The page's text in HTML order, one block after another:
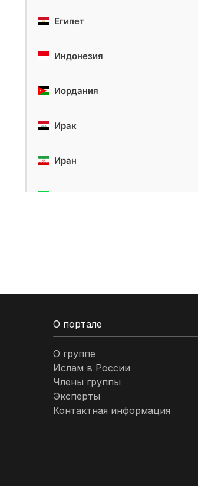
Египет
Индонезия
Иордания
Ирак
Иран
Малайзия
Марокко
Нигерия
О портале
О группе
Ислам в России
Члены группы
Эксперты
Контактная информация